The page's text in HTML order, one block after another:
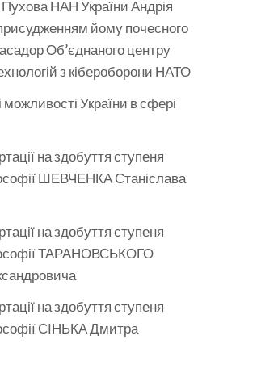
НАН України Андрія
йому почесного
Об’єднаного центру
з кібероборони НАТО
можливості України в сфері
на здобуття ступеня
ШЕВЧЕНКА Станіслава
на здобуття ступеня
ТАРАНОВСЬКОГО
на здобуття ступеня
СІНЬКА Дмитра